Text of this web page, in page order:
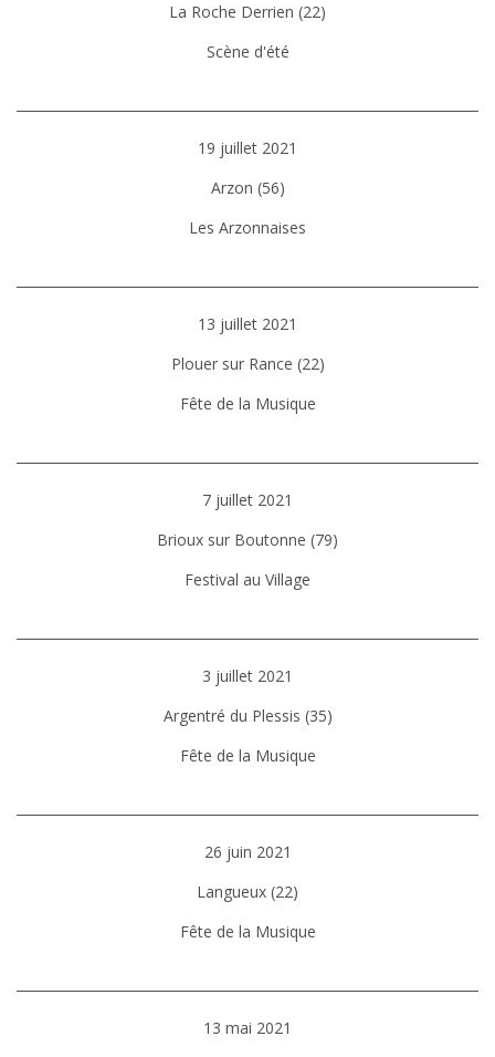
La Roche Derrien (22)
Scène d'été
19 juillet 2021
Arzon (56)
Les Arzonnaises
13 juillet 2021
Plouer sur Rance (22)
Fête de la Musique
7 juillet 2021
Brioux sur Boutonne (79)
Festival au Village
3 juillet 2021
Argentré du Plessis (35)
Fête de la Musique
26 juin 2021
Langueux (22)
Fête de la Musique
13 mai 2021